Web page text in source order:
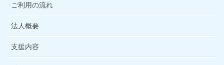
ご利用の流れ
法人概要
支援内容